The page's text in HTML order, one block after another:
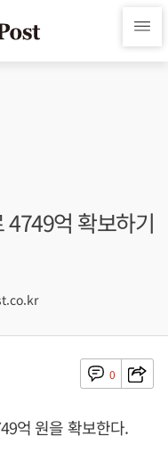
4749억 확보하기
0
억 원을 확보한다.